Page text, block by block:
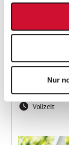
Nur
Nordrhein-
Zunächst
Vollzeit